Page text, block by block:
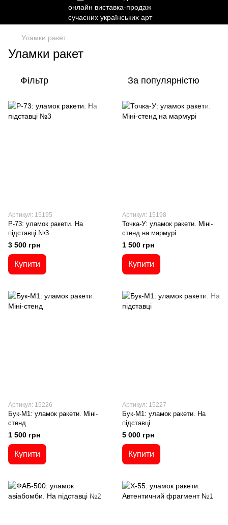
Уламки ракет
Уламки ракет
Фільтр За популярністю
Артикул: 15195
Р-73: уламок ракети. На
підставці №3
3 500 грн
Купити
Артикул: 15198
Точка-У: уламок ракети. Міні-
стенд на мармурі
1 500 грн
Купити
Артикул: 15226
Бук-М1: уламок ракети. Міні-
стенд
1 500 грн
Купити
Артикул: 15227
Бук-М1: уламок ракети. На
підставці
5 000 грн
Купити